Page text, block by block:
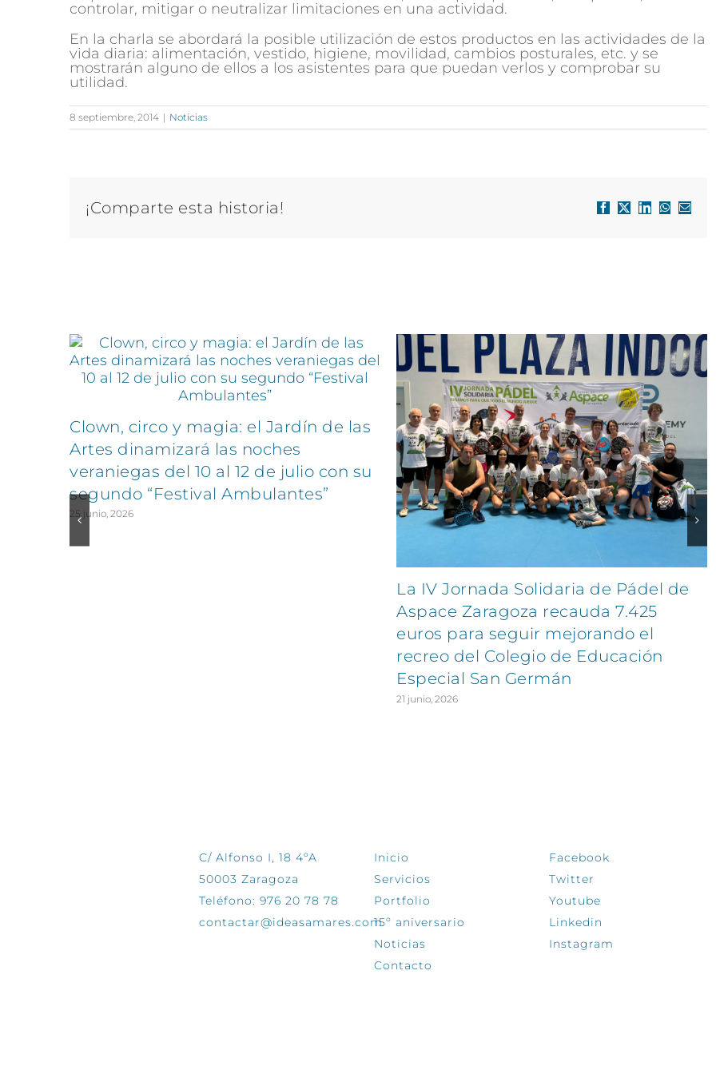
controlar, mitigar o neutralizar limitaciones en una actividad.
En la charla se abordará la posible utilización de estos productos en las actividades de la
vida diaria: alimentación, vestido, higiene, movilidad, cambios posturales, etc. y se
mostrarán alguno de ellos a los asistentes para que puedan verlos y comprobar su
utilidad.
8 septiembre, 2014 | Noticias
¡Comparte esta historia! Facebook
X LinkedInWhatsApp
Correo
Clown, circo y magia: el Jardín de las
Artes dinamizará las noches
veraniegas del 10 al 12 de julio con su
segundo “Festival Ambulantes”
25 junio, 2026
La IV Jornada Solidaria de Pádel de
Aspace Zaragoza recauda 7.425
euros para seguir mejorando el
recreo del Colegio de Educación
Especial San Germán
21 junio, 2026
C/ Alfonso I, 18 4ºA
50003 Zaragoza
Teléfono: 976 20 78 78
contactar@ideasamares.com
Inicio
Servicios
Portfolio
15º aniversario
Noticias
Contacto
Facebook
Twitter
Youtube
Linkedin
Instagram